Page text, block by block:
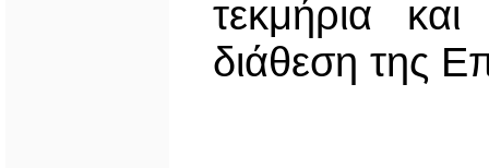
τεκμήρια
διάθεση της